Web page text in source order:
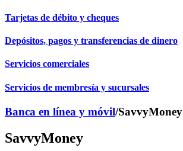
Tarjetas de débito y cheques
Depósitos, pagos y transferencias de dinero
Servicios comerciales
Servicios de membresía y sucursales
Banca en línea y móvil/SavvyMoney
SavvyMoney